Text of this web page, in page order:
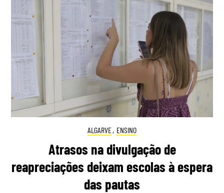
ALGARVE, ENSINO
Atrasos na divulgação de
reapreciações deixam escolas à espera
das pautas